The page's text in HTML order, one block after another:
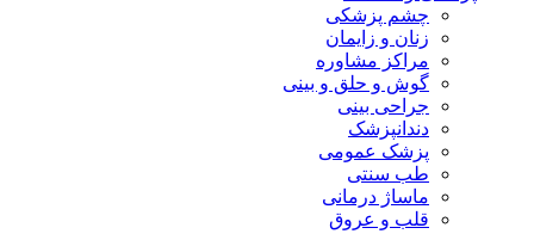
چشم پزشکی
زنان و زایمان
مراکز مشاوره
گوش و حلق و بینی
جراحی بینی
دندانپزشک
پزشک عمومی
طب سنتی
ماساژ درمانی
قلب و عروق